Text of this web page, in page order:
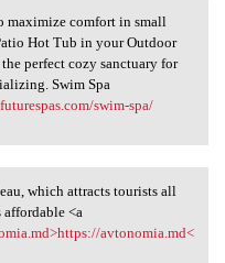
to maximize
maximize comfort in small
Hot Tub in your Outdoor
the perfect cozy sanctuary for
Swim Spa
swim-spa/
which
which attracts tourists all
<a
avtonomia.md<